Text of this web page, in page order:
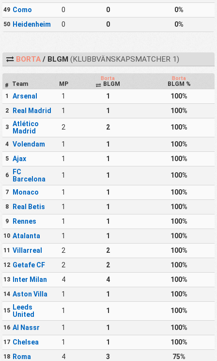
49 Como 0 0 0%
50 Heidenheim 0 0 0%
BORTA/ BLGM(KLUBBVÄNSKAPSMATCHER 1)
# Team MP
Borta
BLGM
Borta
BLGM %
1
Arsenal 1 1 100%
2 Real Madrid 1 1 100%
3
Atlético
Madrid
2 2 100%
4 Volendam 1 1 100%
5 Ajax 1 1 100%
6
FC
Barcelona
1 1 100%
7 Monaco 1 1 100%
8 Real Betis 1 1 100%
9 Rennes 1 1 100%
10 Atalanta 1 1 100%
11 Villarreal 2 2 100%
12 Getafe CF 2 2 100%
13 Inter Milan 4 4 100%
14 Aston Villa 1 1 100%
15 Leeds
United
1 1 100%
16 Al Nassr 1 1 100%
17 Chelsea 1 1 100%
18 Roma 4 3 75%